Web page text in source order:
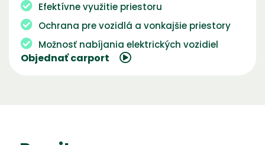
Efektívne využitie priestoru
Ochrana pre vozidlá a vonkajšie priestory
Možnosť nabíjania elektrických vozidiel
Objednať carport